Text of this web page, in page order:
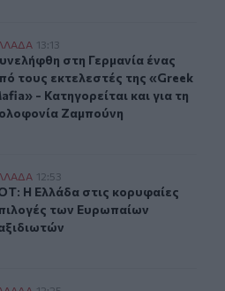
ένας από τους εκτελεστές
13:13
στη Γερμανία ένας από
στη Γερμανία ένας
τους εκτελεστές της «Greek
- Κατηγορείται και για τη
Ζαμπούνη
επιλογές των
12:53
Η Ελλάδα στις κορυφαίες
Η Ελλάδα στις κορυφαίες
των Ευρωπαίων